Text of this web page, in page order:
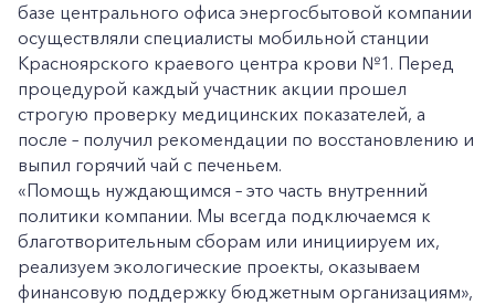
базе центрального офиса энергосбытовой компании
осуществляли специалисты мобильной станции
Красноярского краевого центра крови №1. Перед
процедурой каждый участник акции прошел
строгую проверку медицинских показателей, а
после – получил рекомендации по восстановлению и
выпил горячий чай с печеньем.
«Помощь нуждающимся – это часть внутренний
политики компании. Мы всегда подключаемся к
благотворительным сборам или инициируем их,
реализуем экологические проекты, оказываем
финансовую поддержку бюджетным организациям»,